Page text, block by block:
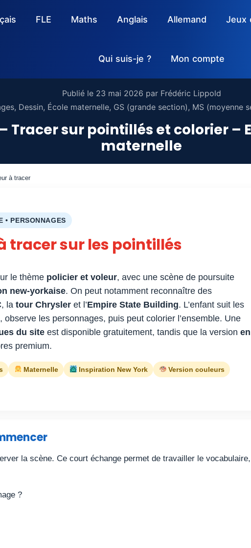
FLE Maths Anglais Allemand Jeux
Qui suis-je ? Mon compte
Publié le 23 mai 2026 par Frédéric Lippold
, Dessin, École maternelle, GS (grande section), MS (moyenne
Tracer sur pointillés et colorier –
maternelle
à tracer
• PERSONNAGES
tracer sur les pointillés
le thème policier et voleur, avec une scène de poursuite
new-yorkaise. On peut notamment reconnaître des
, la tour Chrysler et l’Empire State Building. L’enfant suit les
les personnages, puis peut colorier l’ensemble. Une
du site est disponible gratuitement, tandis que la version en
premium.
Maternelle Inspiration New York
Version couleurs
la scène. Ce court échange permet de travailler le
?